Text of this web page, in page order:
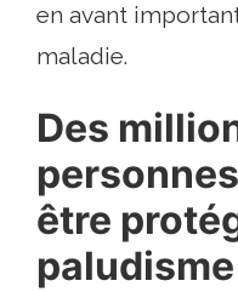
en avant
maladie.
Des
être
paludisme